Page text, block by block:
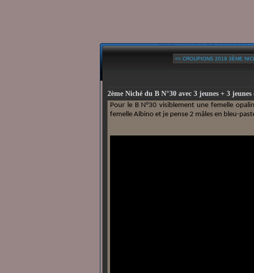
<< CROUPIONS 2019 3ÈME
2ème Niché du B N°30 avec 3 jeunes + 3 jeunes
Pour le B N°30 visiblement une femelle
femelle Albino et je pense 2 mâles en bleu-